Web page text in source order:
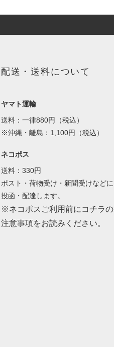
配送・送料について
ヤマト運輸
送料：一律880円（税込）
※沖縄・離島：1,100円（税込）
ネコポス
送料：330円
ポスト・荷物受け・新聞受けなどに
投函・配達します。
※ネコポスご利用前にコチラの
注意事項をお読みください。